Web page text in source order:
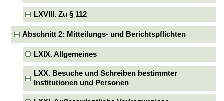
LXVIII. Zu § 112
Abschnitt 2: Mitteilungs- und Berichtspflichten
LXIX. Allgemeines
LXX. Besuche und Schreiben bestimmter
Institutionen und Personen